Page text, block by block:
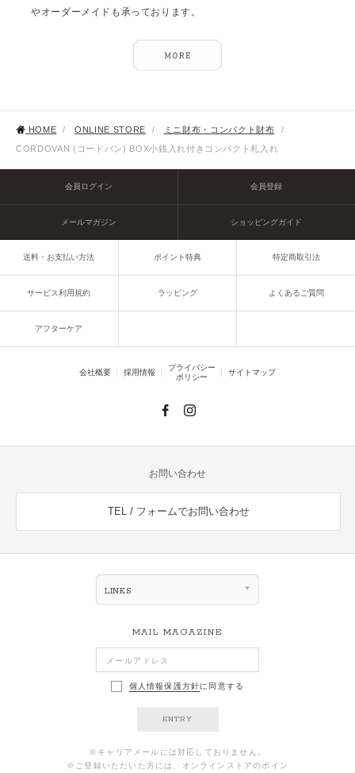
やオーダーメイドも承っております。
HOME / ONLINE STORE / ミニ財布・コンパクト財布
/
CORDOVAN (コードバン) BOX小銭入れ付きコンパクト札入れ
会員ログイン 会員登録
メールマガジン ショッピングガイド
送料・お支払い方法 ポイント特典 特定商取引法
サービス利用規約 ラッピング よくあるご質問
アフターケア
会社概要 採用情報
プライバシー
ポリシー
サイトマップ
お問い合わせ
TEL / フォームでお問い合わせ
LINKS
MAIL MAGAZINE
個人情報保護方針に同意する
ENTRY
※キャリアメールには対応しておりません。
※ご登録いただいた方には、オンラインストアのポイン